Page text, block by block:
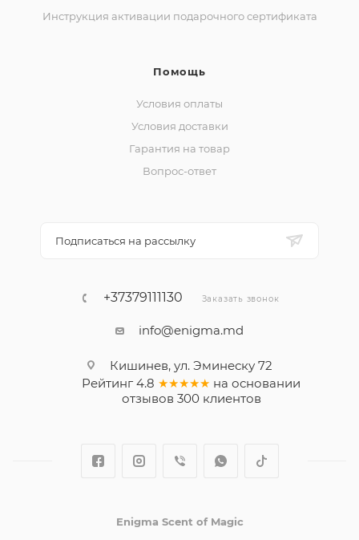
Инструкция активации подарочного сертификата
Помощь
Условия оплаты
Условия доставки
Гарантия на товар
Вопрос-ответ
Подписаться на рассылку
+37379111130 Заказать звонок
info@enigma.md
Кишинев, ул. Эминеску 72
Рейтинг 4.8 ★★★★★ на основании
отзывов 300клиентов
Enigma Scent of Magic